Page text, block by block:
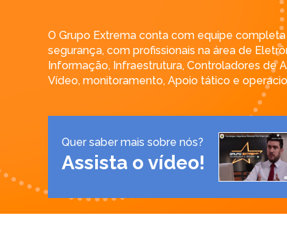
O Grupo Extrema conta com equipe
segurança, com profissionais na área de
Informação, Infraestrutura, Controladores de
Vídeo, monitoramento, Apoio tático e
Quer saber mais sobre nós?
Assista o vídeo!